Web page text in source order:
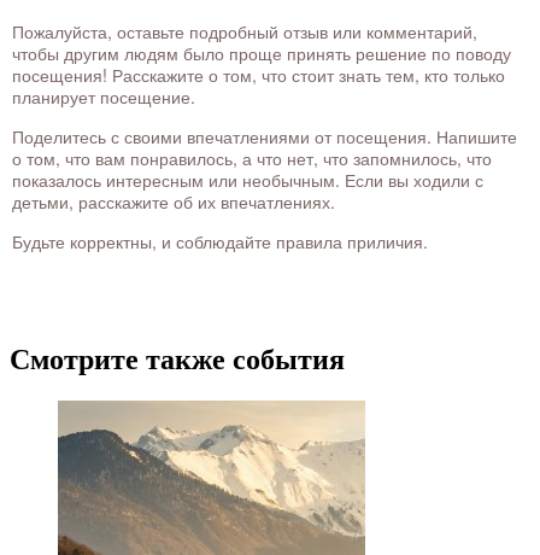
Пожалуйста, оставьте подробный отзыв или комментарий,
чтобы другим людям было проще принять решение по поводу
посещения! Расскажите о том, что стоит знать тем, кто только
планирует посещение.
Поделитесь с своими впечатлениями от посещения. Напишите
о том, что вам понравилось, а что нет, что запомнилось, что
показалось интересным или необычным. Если вы ходили с
детьми, расскажите об их впечатлениях.
Будьте корректны, и соблюдайте правила приличия.
Смотрите также события